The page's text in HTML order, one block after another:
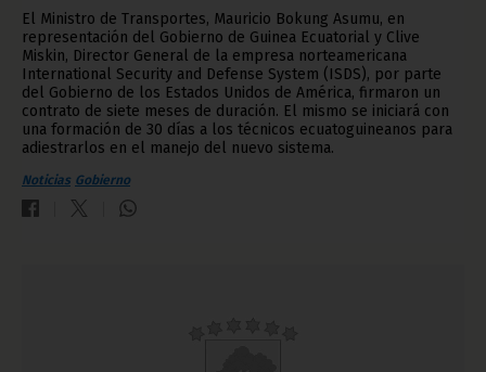
El Ministro de Transportes, Mauricio Bokung Asumu, en
representación del Gobierno de Guinea Ecuatorial y Clive
Miskin, Director General de la empresa norteamericana
International Security and Defense System (ISDS), por parte
del Gobierno de los Estados Unidos de América, firmaron un
contrato de siete meses de duración. El mismo se iniciará con
una formación de 30 días a los técnicos ecuatoguineanos para
adiestrarlos en el manejo del nuevo sistema.
Noticias Gobierno